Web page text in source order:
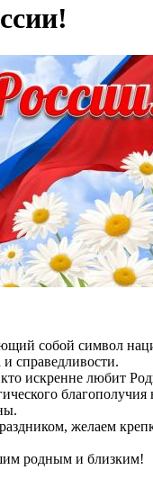
собой символ
и справедливости.
любит
желаем
родным и близким!